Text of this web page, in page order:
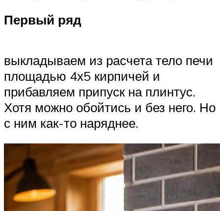
Первый ряд
выкладываем из расчета тело печи
площадью 4х5 кирпичей и
прибавляем припуск на плинтус.
Хотя можно обойтись и без него. Но
с ним как-то наряднее.